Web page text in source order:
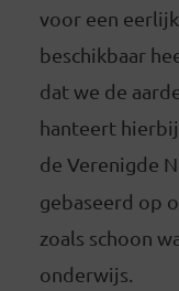
voor een
beschikbaar
dat we de
hanteert
de Verenigde
gebaseerd op
zoals schoon
onderwijs.